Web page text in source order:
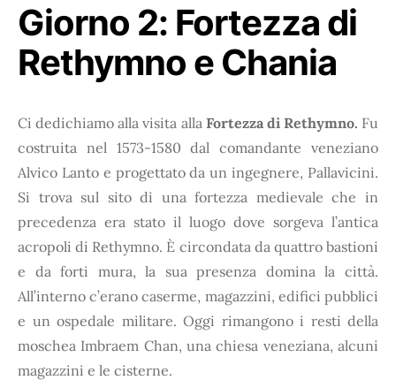
Giorno 2: Fortezza di
Rethymno e Chania
Ci dedichiamo alla visita alla Fortezza di Rethymno. Fu
costruita nel 1573-1580 dal comandante veneziano
Alvico Lanto e progettato da un ingegnere, Pallavicini.
Si trova sul sito di una fortezza medievale che in
precedenza era stato il luogo dove sorgeva l’antica
acropoli di Rethymno. È circondata da quattro bastioni
e da forti mura, la sua presenza domina la città.
All’interno c’erano caserme, magazzini, edifici pubblici
e un ospedale militare. Oggi rimangono i resti della
moschea Imbraem Chan, una chiesa veneziana, alcuni
magazzini e le cisterne.